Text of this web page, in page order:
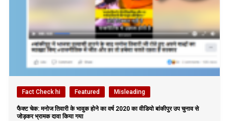
Fact Check hi Featured Misleading
फैक्ट चेक: मनोज तिवारी के भावुक होने का वर्ष 2020 का वीडियो बांकीपुर उप चुनाव से
जोड़कर भ्रामक दावा किया गया